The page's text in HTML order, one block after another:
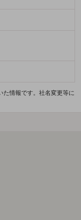
情報です。社名変更等に